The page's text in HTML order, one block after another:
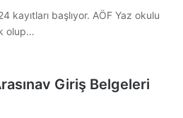
kayıtları başlıyor. AÖF Yaz okulu
olup…
Giriş Belgeleri